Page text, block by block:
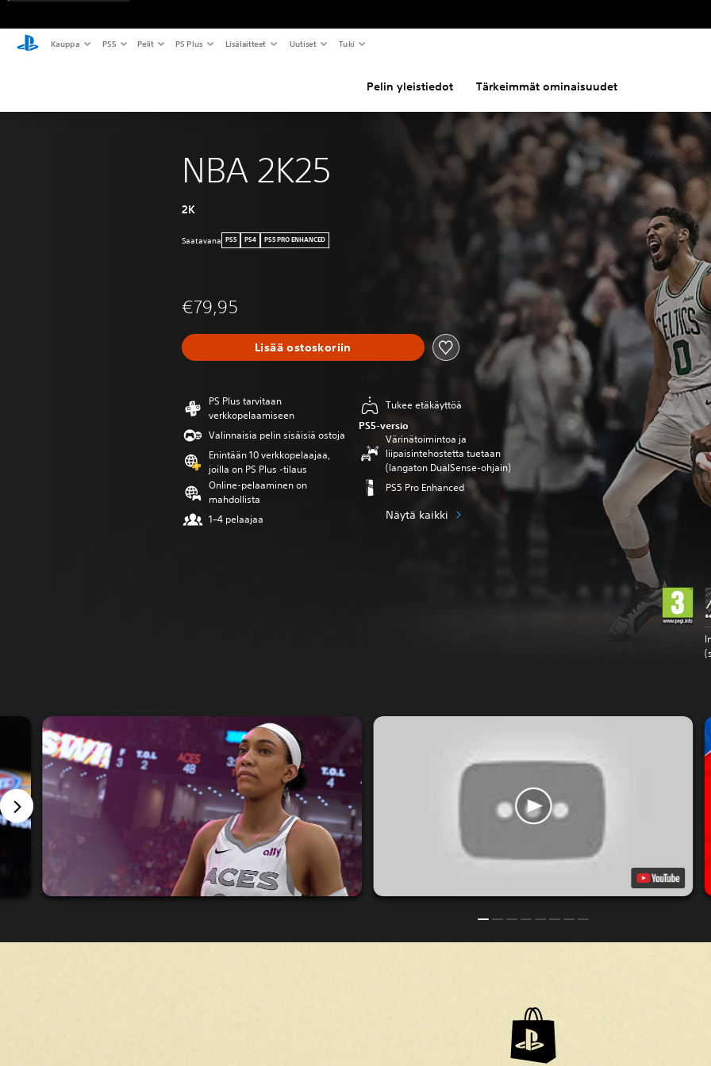
Kauppa PS5 Pelit PS Plus Lisälaitteet Uutiset Tuki
Pelin yleistiedot Tärkeimmät ominaisuudet
NBA 2K25
2K
Saatavana PS5 PS4 PS5 PRO ENHANCED
€79,95
Lisää ostoskoriin
PS Plus tarvitaan
verkkopelaamiseen
Valinnaisia pelin sisäisiä ostoja
Enintään 10 verkkopelaajaa,
joilla on PS Plus -tilaus
Online-pelaaminen on
mahdollista
1–4 pelaajaa
Tukee etäkäyttöä
PS5-versio
Värinätoimintoa ja
liipaisintehostetta tuetaan
(langaton DualSense-ohjain)
PS5 Pro Enhanced
Näytä kaikki